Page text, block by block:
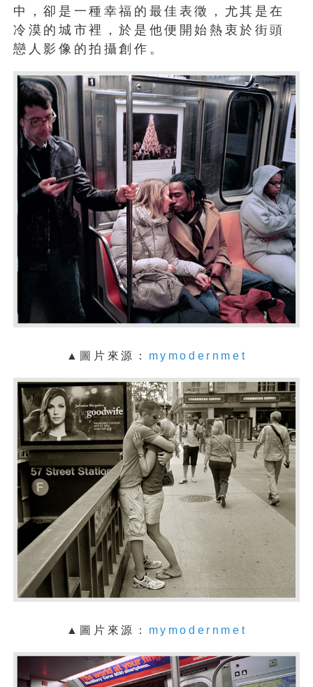
中，卻是一種幸福的最佳表徵，尤其是在
冷漠的城市裡，於是他便開始熱衷於街頭
戀人影像的拍攝創作。
▲圖片來源： mymodernmet
▲圖片來源： mymodernmet